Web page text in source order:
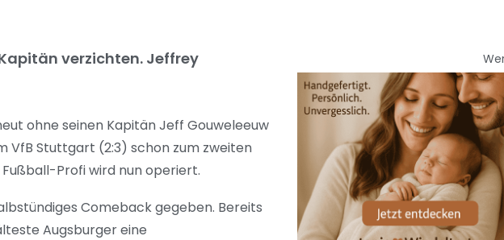
verzichten. Jeffrey
ohne seinen Kapitän Jeff Gouweleeuw
VfB Stuttgart (2:3) schon zum zweiten
Profi wird nun operiert.
Comeback gegeben. Bereits
Augsburger eine